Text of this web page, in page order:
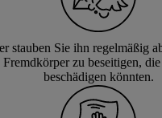
stauben Sie ihn regelmäßig
Fremdkörper zu beseitigen,
beschädigen könnten.